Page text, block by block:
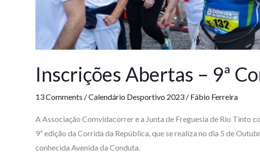
Inscrições Abertas – 9ª
13 Comments /Calendário Desportivo 2023 / Fábio Ferreira
A Associação Comvidacorrer e a Junta de Freguesia de Rio Tinto
9ª edição da Corrida da República, que se realiza no dia 5 de
conhecida Avenida da Conduta.